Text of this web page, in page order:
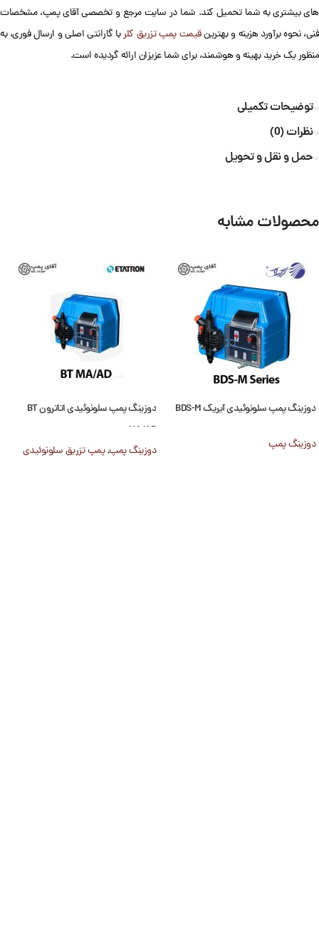
های بیشتری به شما تحمیل کند. شما در سایت مرجع و تخصصی آقای پمپ، مشخصات
فنی، نحوه برآورد هزینه و بهترینقیمت پمپ تزریق کلربا گارانتی اصلی و ارسال فوری، به
منظور یک خرید بهینه و هوشمند، برای شما عزیزان ارائه گردیده است.
توضیحات تکمیلی
نظرات (0)
حمل و نقل و تحویل
محصولات مشابه
دوزینگ پمپ سلونوئیدی آیریک BDS-M
دوزینگ پمپ
دوزینگ پمپ سلونوئیدی اتاترون BT
MA/AD
دوزینگ پمپ,پمپ تزریق سلونوئیدی